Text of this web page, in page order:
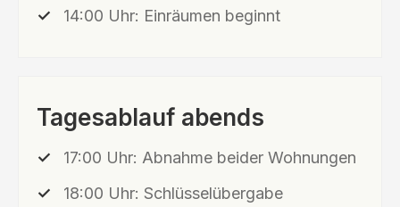
14:00 Uhr: Einräumen beginnt
Tagesablauf abends
17:00 Uhr: Abnahme beider Wohnungen
18:00 Uhr: Schlüsselübergabe